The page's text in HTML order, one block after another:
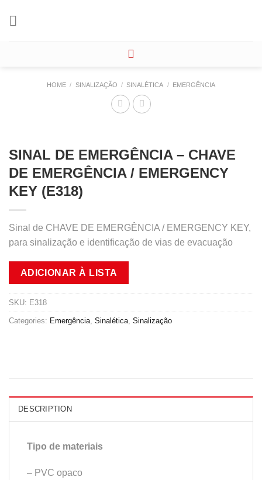
HOME / SINALIZAÇÃO / SINALÉTICA / EMERGÊNCIA
SINAL DE EMERGÊNCIA – CHAVE
DE EMERGÊNCIA / EMERGENCY
KEY (E318)
Sinal de CHAVE DE EMERGÊNCIA / EMERGENCY KEY,
para sinalização e identificação de vias de evacuação
ADICIONAR À LISTA
SKU: E318
Categories: Emergência Sinalética Sinalização
DESCRIPTION
Tipo de materiais
– PVC opaco